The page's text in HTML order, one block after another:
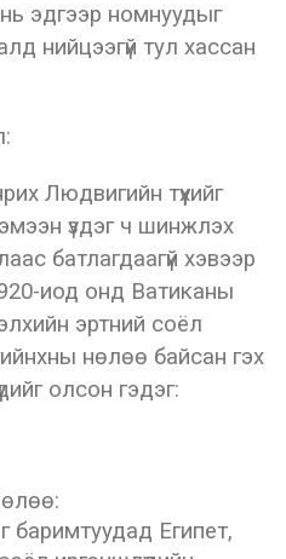
эдгээр номнуудыг
нийцээгүй тул хассан
Людвигийн түүхийг
үздэг ч шинжлэх
батлагдаагүй хэвээр
иод онд Ватиканы
эртний соёл
нөлөө байсан гэх
олсон гэдэг:
баримтуудад Египет,